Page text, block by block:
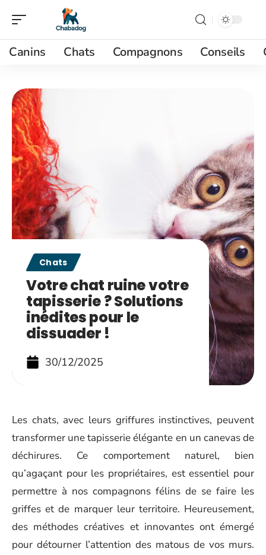
Canins Chats Compagnons Conseils
Chats
Votre chat ruine votre
tapisserie ? Solutions
inédites pour le
dissuader !
30/12/2025
Les chats, avec leurs griffures instinctives, peuvent
transformer une tapisserie élégante en un canevas de
déchirures. Ce comportement naturel, bien
qu’agaçant pour les propriétaires, est essentiel pour
permettre à nos compagnons félins de se faire les
griffes et de marquer leur territoire. Heureusement,
des méthodes créatives et innovantes ont émergé
pour détourner l’attention des matous de vos murs.